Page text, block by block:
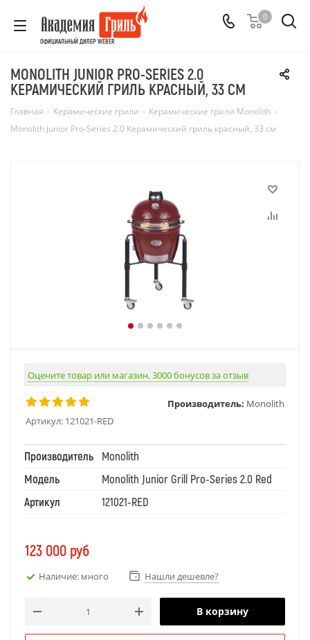
ОФИЦИАЛЬНЫЙ ДИЛЕР WEBER
0
MONOLITH JUNIOR PRO-SERIES 2.0
КЕРАМИЧЕСКИЙ ГРИЛЬ КРАСНЫЙ, 33 СМ
Главная - Керамические грили - Керамические грили Monolith -
Monolith Junior Pro-Series 2.0 Керамический гриль красный, 33 см
Оцените товар или магазин. 3000 бонусов за отзыв
Артикул: 121021-RED
Производитель: Monolith
Производитель
Monolith
Модель
Monolith Junior Grill Pro-Series 2.0 Red
Артикул
121021-RED
123 000 руб
Наличие: много Нашли дешевле?
В корзину